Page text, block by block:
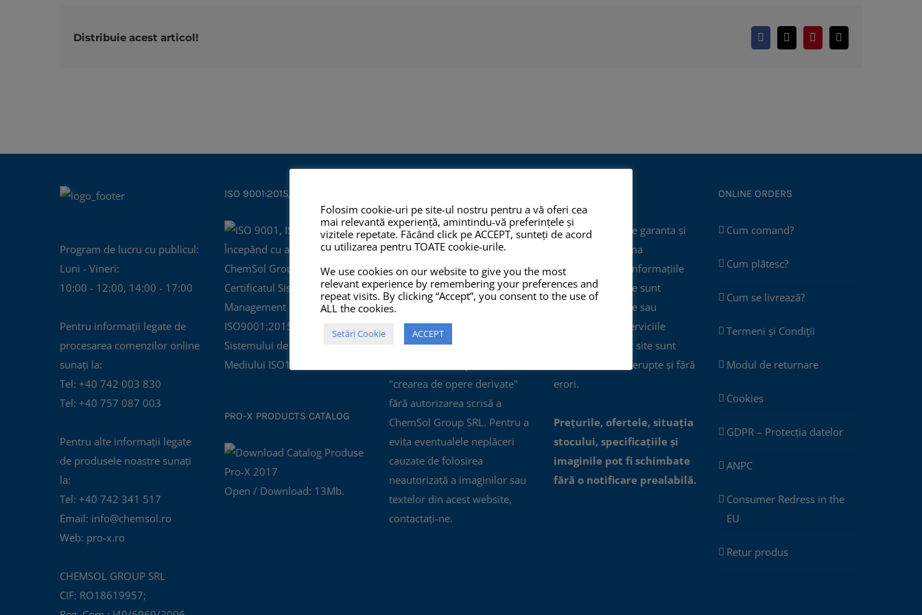
Distribuie acest articol! Facebook
X Pinterest
E-
mail:
Program de lucru cu publicul:
Luni - Vineri:
10:00 - 12:00, 14:00 - 17:00
Pentru informații legate de
procesarea comenzilor online
sunați la:
Tel: +40 742 003 830
Tel: +40 757 087 003
Pentru alte informații legate
de produsele noastre sunați
la:
Tel: +40 742 341 517
Email: info@chemsol.ro
Web: pro-x.ro
CHEMSOL GROUP SRL
CIF: RO18619957;
ISO 9001:2015, ISO 14001:2015
Începând cu anul 2012,
ChemSol Group deține
Certificatul Sistemului de
Management al Calității
ISO9001:2015 și Certificatul
Sistemului de Management al
Mediului ISO14001:2015.
PRO-X PRODUCTS CATALOG
Open / Download: 13Mb.
TOATE imaginile și textele din
acest site sunt proprietate
privată și NU este permisă
copierea, multiplicarea sau
folosirea în scopuri
comerciale, NU este permisă
modificarea, distorsionarea
"crearea de opere derivate"
fără autorizarea scrisă a
ChemSol Group SRL. Pentru a
evita eventualele neplăceri
cauzate de folosirea
neautorizată a imaginilor sau
textelor din acest website,
contactați-ne.
Pro-X.ro nu poate garanta și
nu își poate asuma
răspunderea că informațiile
prezentate pe site sunt
corecte, complete sau
actualizate, iar serviciile
oferite prin acest site sunt
accesibile, neîntrerupte și fără
erori.
Prețurile, ofertele, situația
stocului, specificațiile și
imaginile pot fi schimbate
fără o notificare prealabilă.
ONLINE ORDERS
Cum comand?
Cum plătesc?
Cum se livrează?
Termeni și Condiții
Modul de returnare
Cookies
GDPR – Protecția datelor
ANPC
Consumer Redress in the
EU
Retur produs
Folosim cookie-uri pe site-ul nostru pentru a vă oferi cea
mai relevantă experiență, amintindu-vă preferințele și
vizitele repetate. Făcând click pe ACCEPT, sunteți de acord
cu utilizarea pentru TOATE cookie-urile.
We use cookies on our website to give you the most
relevant experience by remembering your preferences and
repeat visits. By clicking “Accept”, you consent to the use of
ALL the cookies.
Setări Cookie ACCEPT